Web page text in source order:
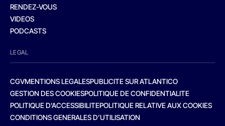
RENDEZ-VOUS
VIDEOS
PODCASTS
LEGAL
CGVMENTIONS LEGALESPUBLICITE SUR ATLANTICO
GESTION DES COOKIESPOLITIQUE DE CONFIDENTIALITE
POLITIQUE D’ACCESSIBILITEPOLITIQUE RELATIVE AUX COOKIES
CONDITIONS GENERALES D’UTILISATION